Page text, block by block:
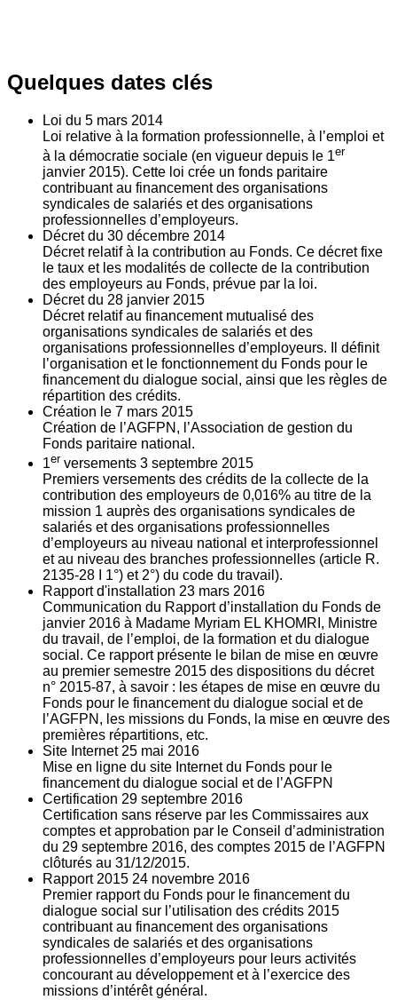
Quelques dates clés
Loi du 5 mars 2014
Loi relative à la formation professionnelle, à l’emploi et
à la démocratie sociale (en vigueur depuis le 1er
janvier 2015). Cette loi crée un fonds paritaire
contribuant au financement des organisations
syndicales de salariés et des organisations
professionnelles d’employeurs.
Décret du 30 décembre 2014
Décret relatif à la contribution au Fonds. Ce décret fixe
le taux et les modalités de collecte de la contribution
des employeurs au Fonds, prévue par la loi.
Décret du 28 janvier 2015
Décret relatif au financement mutualisé des
organisations syndicales de salariés et des
organisations professionnelles d’employeurs. Il définit
l’organisation et le fonctionnement du Fonds pour le
financement du dialogue social, ainsi que les règles de
répartition des crédits.
Création le 7 mars 2015
Création de l’AGFPN, l’Association de gestion du
Fonds paritaire national.
1er versements 3 septembre 2015
Premiers versements des crédits de la collecte de la
contribution des employeurs de 0,016% au titre de la
mission 1 auprès des organisations syndicales de
salariés et des organisations professionnelles
d’employeurs au niveau national et interprofessionnel
et au niveau des branches professionnelles (article R.
2135‐28 I 1°) et 2°) du code du travail).
Rapport d'installation 23 mars 2016
Communication du Rapport d’installation du Fonds de
janvier 2016 à Madame Myriam EL KHOMRI, Ministre
du travail, de l’emploi, de la formation et du dialogue
social. Ce rapport présente le bilan de mise en œuvre
au premier semestre 2015 des dispositions du décret
n° 2015-87, à savoir : les étapes de mise en œuvre du
Fonds pour le financement du dialogue social et de
l’AGFPN, les missions du Fonds, la mise en œuvre des
premières répartitions, etc.
Site Internet 25 mai 2016
Mise en ligne du site Internet du Fonds pour le
financement du dialogue social et de l’AGFPN
Certification 29 septembre 2016
Certification sans réserve par les Commissaires aux
comptes et approbation par le Conseil d’administration
du 29 septembre 2016, des comptes 2015 de l’AGFPN
clôturés au 31/12/2015.
Rapport 2015 24 novembre 2016
Premier rapport du Fonds pour le financement du
dialogue social sur l’utilisation des crédits 2015
contribuant au financement des organisations
syndicales de salariés et des organisations
professionnelles d’employeurs pour leurs activités
concourant au développement et à l’exercice des
missions d’intérêt général.